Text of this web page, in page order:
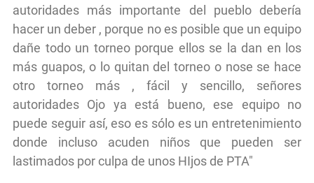
autoridades más importante del pueblo debería
hacer un deber , porque no es posible que un equipo
dañe todo un torneo porque ellos se la dan en los
más guapos, o lo quitan del torneo o nose se hace
otro torneo más , fácil y sencillo, señores
autoridades Ojo ya está bueno, ese equipo no
puede seguir así, eso es sólo es un entretenimiento
donde incluso acuden niños que pueden ser
lastimados por culpa de unos HIjos de PTA"